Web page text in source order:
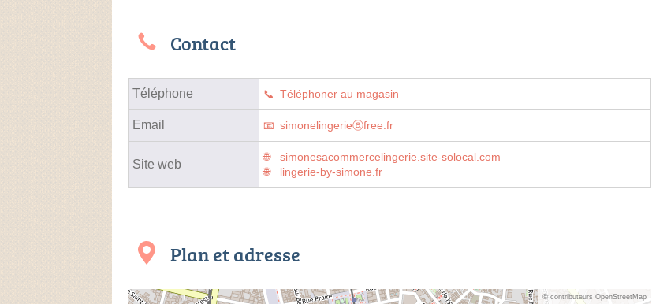
Contact
Téléphone Téléphoner au magasin
Email simonelingerieⓐfree.fr
Site web
simonesacommercelingerie.site-solocal.com
lingerie-by-simone.fr
Plan et adresse
© contributeurs OpenStreetMap